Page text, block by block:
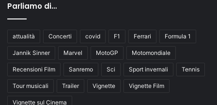
Parliamo di…
attualità Concerti covid F1 Ferrari Formula 1
Jannik Sinner Marvel MotoGP Motomondiale
Recensioni Film Sanremo Sci Sport invernali Tennis
Tour musicali Trailer Vignette Vignette Film
Vignette sul Cinema